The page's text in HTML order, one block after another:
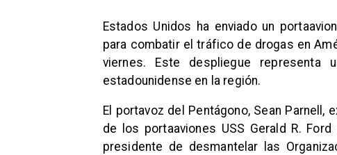
Estados Unidos ha enviado un
para combatir el tráfico de drogas en
viernes. Este despliegue representa
estadounidense en la región.
El portavoz del Pentágono, Sean
de los portaaviones USS Gerald R.
presidente de desmantelar las